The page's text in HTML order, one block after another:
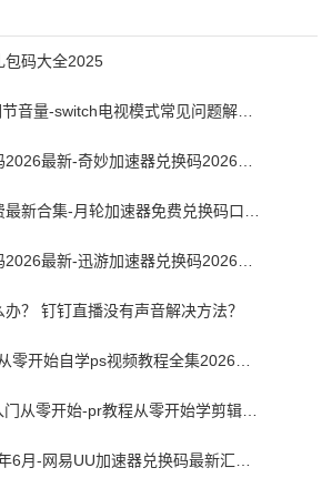
包码大全2025
switch电视模式怎么调节音量-switch电视模式常见问题解决方案
？ 钉钉直播没有声音解决方法？
pr视频剪辑教程新手入门从零开始-pr教程从零开始学剪辑全集免费